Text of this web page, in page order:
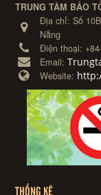
TRUNG TÂM BẢO
Địa chỉ:Số
Nẵng
Điện thoại:
Email:
Website:
THỐNG KÊ